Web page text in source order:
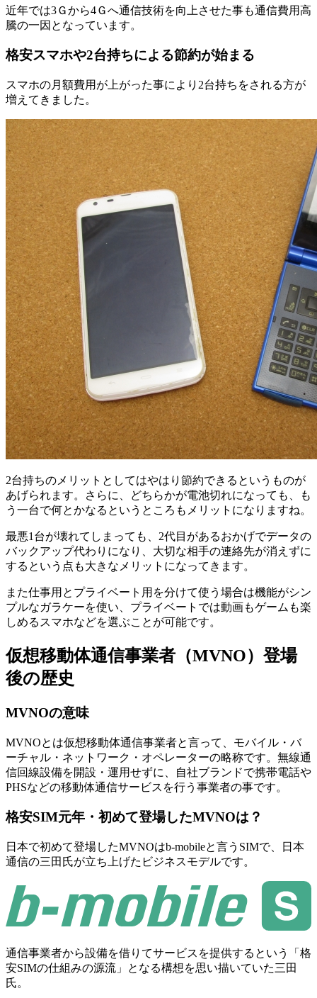
近年では3Ｇから4Ｇへ通信技術を向上させた事も通信費用高
騰の一因となっています。
格安スマホや2台持ちによる節約が始まる
スマホの月額費用が上がった事により2台持ちをされる方が
増えてきました。
2台持ちのメリットとしてはやはり節約できるというものが
あげられます。さらに、どちらかが電池切れになっても、も
う一台で何とかなるというところもメリットになりますね。
最悪1台が壊れてしまっても、2代目があるおかげでデータの
バックアップ代わりになり、大切な相手の連絡先が消えずに
するという点も大きなメリットになってきます。
また仕事用とプライベート用を分けて使う場合は機能がシン
プルなガラケーを使い、プライベートでは動画もゲームも楽
しめるスマホなどを選ぶことが可能です。
仮想移動体通信事業者（MVNO）登場
後の歴史
MVNOの意味
MVNOとは仮想移動体通信事業者と言って、モバイル・バ
ーチャル・ネットワーク・オペレーターの略称です。無線通
信回線設備を開設・運用せずに、自社ブランドで携帯電話や
PHSなどの移動体通信サービスを行う事業者の事です。
格安SIM元年・初めて登場したMVNOは？
日本で初めて登場したMVNOはb-mobileと言うSIMで、日本
通信の三田氏が立ち上げたビジネスモデルです。
通信事業者から設備を借りてサービスを提供するという「格
安SIMの仕組みの源流」となる構想を思い描いていた三田
氏。